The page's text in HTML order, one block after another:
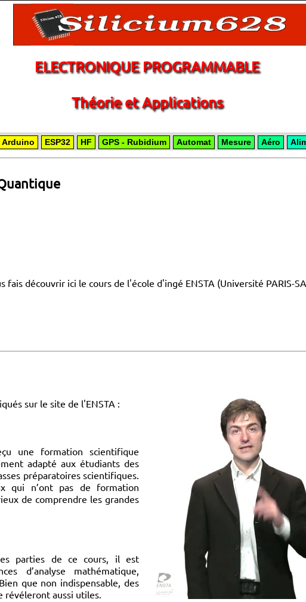
ELECTRONIQUE PROGRAMMABLE
Théorie et Applications
Arduino ESP32 HF GPS - Rubidium Automat Mesure Aéro
découvrir ici le cours de l'école d'ingé ENSTA (Université PARIS-
sur le site de l'ENSTA :
une formation scientifique
adapté aux étudiants des
préparatoires scientifiques.
qui n’ont pas de formation
de comprendre les grandes
parties de ce cours, il est
d’analyse mathématique,
que non indispensable, des
révéleront aussi utiles.